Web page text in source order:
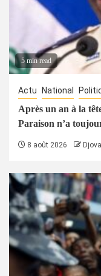
5 min read
Actu National
Après un an à la
Paraison n’a
8 août 2026